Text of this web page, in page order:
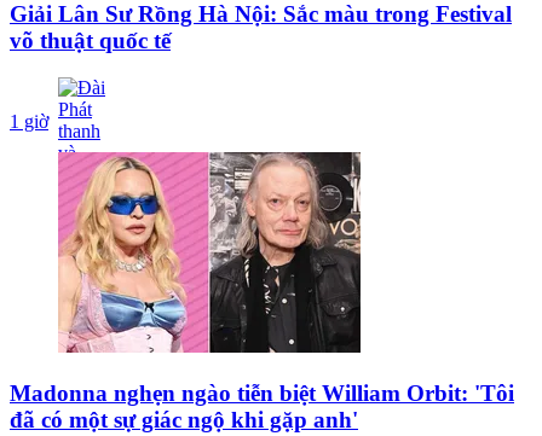
Giải Lân Sư Rồng Hà Nội: Sắc màu trong Festival
võ thuật quốc tế
1 giờ
Madonna nghẹn ngào tiễn biệt William Orbit: 'Tôi
đã có một sự giác ngộ khi gặp anh'